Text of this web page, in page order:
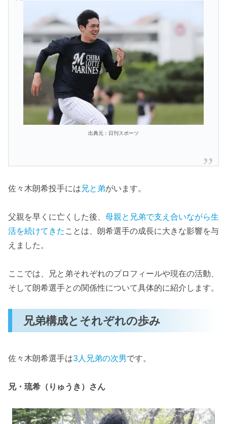
出典元：日刊スポーツ
佐々木朗希投手には 兄と弟がいます。
父親を早くに亡くした後、 母親と兄弟で支え合いながら生
活を続けてきた ことは、朗希選手の成長に大きな影響を与
えました。
ここでは、兄と弟それぞれのプロフィールや現在の活動、
そして朗希選手との関係性について具体的に紹介します。
兄弟構成とそれぞれの歩み
佐々木朗希選手は3人兄弟の次男です。
兄・琉希（りゅうき）さん